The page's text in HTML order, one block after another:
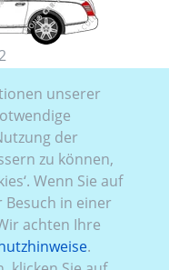
unserer
der
zu können,
Wenn Sie auf
Besuch in einer
achten Ihre
.